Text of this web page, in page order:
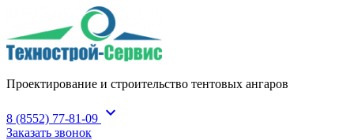
Проектирование и строительство тентовых ангаров
8 (8552) 77-81-09 expand_more
Заказать звонок